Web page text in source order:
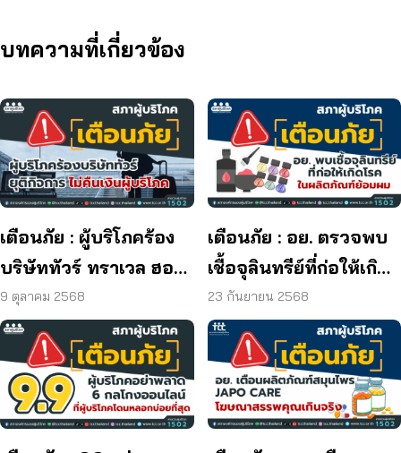
บทความที่เกี่ยวข้อง
เตือนภัย : ผู้บริโภคร้อง
บริษัททัวร์ ทราเวล ฮอลิ
เดย์ ยุติกิจการ ไม่คืนเงิน
ผู้บริโภค
9 ตุลาคม 2568
เตือนภัย : อย. ตรวจพบ
เชื้อจุลินทรีย์ที่ก่อให้เกิด
โรค และพบแบคทีเรีย
ยีสต์ และรา เกิน
มาตรฐานกำหนด ใน
ผลิตภัณฑ์ย้อมผม
23 กันยายน 2568